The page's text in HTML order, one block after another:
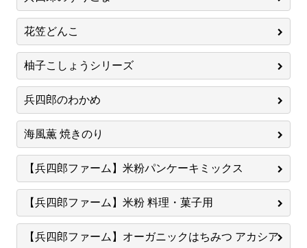
花笠どんこ
柚子こしょうシリーズ
兵四郎のわかめ
海風薫 焼きのり
【兵四郎ファーム】米粉パンケーキミックス
【兵四郎ファーム】米粉 料理・菓子用
【兵四郎ファーム】オーガニックはちみつ アカシア